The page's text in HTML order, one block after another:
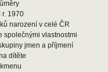
r. 1970
narození v celé ČR
společnými vlastnostmi
jmen a příjmení
dítěte